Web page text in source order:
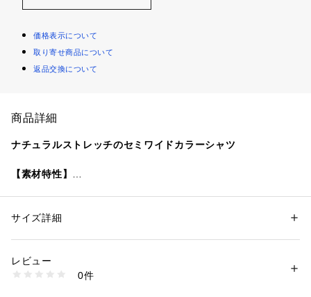
価格表示について
取り寄せ商品について
返品交換について
商品詳細
ナチュラルストレッチのセミワイドカラーシャツ
【素材特性】
通常よりも軽量で速乾性に優れています。
す。
性別：メンズ
素材：コットン100%
商品番号：
111100619 （ショップ）
サイズ詳細
レビュー
0件